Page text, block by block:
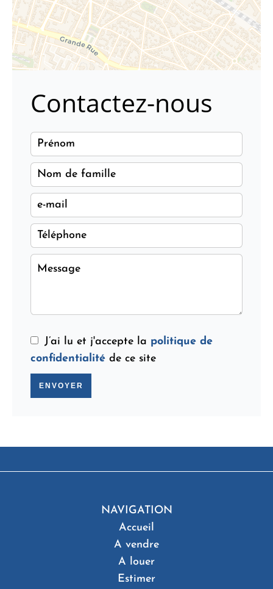
Contactez-nous
J’ai lu et j'accepte la politique de
confidentialité de ce site
ENVOYER
NAVIGATION
Accueil
A vendre
A louer
Estimer